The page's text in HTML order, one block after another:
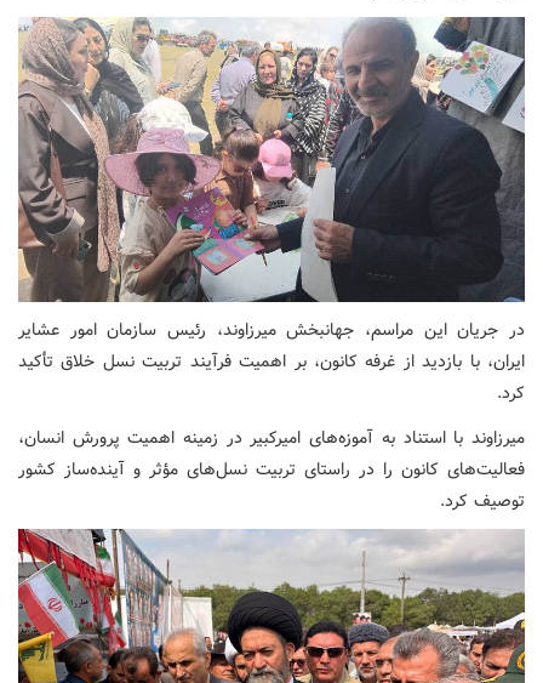
در جریان این مراسم، جهانبخش میرزاوند، رئیس سازمان امور عشایر
ایران، با بازدید از غرفه کانون، بر اهمیت فرآیند تربیت نسل خلاق تأکید
کرد.
میرزاوند با استناد به آموزه‌های امیرکبیر در زمینه اهمیت پرورش انسان،
فعالیت‌های کانون را در راستای تربیت نسل‌های مؤثر و آینده‌ساز کشور
توصیف کرد.